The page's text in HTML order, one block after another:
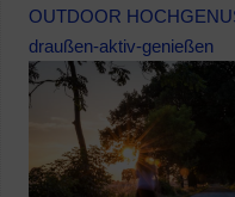
OUTDOOR
draußen-aktiv-genießen